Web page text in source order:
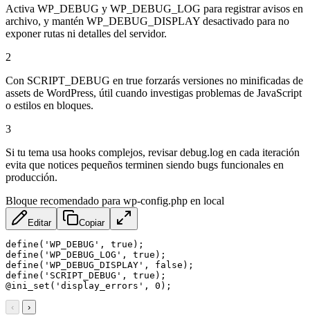
Activa WP_DEBUG y WP_DEBUG_LOG para registrar avisos en
archivo, y mantén WP_DEBUG_DISPLAY desactivado para no
exponer rutas ni detalles del servidor.
2
Con SCRIPT_DEBUG en true forzarás versiones no minificadas de
assets de WordPress, útil cuando investigas problemas de JavaScript
o estilos en bloques.
3
Si tu tema usa hooks complejos, revisar debug.log en cada iteración
evita que notices pequeños terminen siendo bugs funcionales en
producción.
Bloque recomendado para wp-config.php en local
Editar Copiar
define('WP_DEBUG', true);
define('WP_DEBUG_LOG', true);
define('WP_DEBUG_DISPLAY', false);
define('SCRIPT_DEBUG', true);
@ini_set('display_errors', 0);
‹ ›